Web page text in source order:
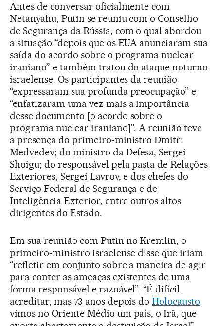
Antes de conversar oficialmente com
Netanyahu, Putin se reuniu com o Conselho
de Segurança da Rússia, com o qual abordou
a situação “depois que os EUA anunciaram sua
saída do acordo sobre o programa nuclear
iraniano” e também tratou do ataque noturno
israelense. Os participantes da reunião
“expressaram sua profunda preocupação” e
“enfatizaram uma vez mais a importância
desse documento [o acordo sobre o
programa nuclear iraniano]”. A reunião teve
a presença do primeiro-ministro Dmitri
Medvedev; do ministro da Defesa, Sergei
Shoigu; do responsável pela pasta de Relações
Exteriores, Sergei Lavrov, e dos chefes do
Serviço Federal de Segurança e de
Inteligência Exterior, entre outros altos
dirigentes do Estado.
Em sua reunião com Putin no Kremlin, o
primeiro-ministro israelense disse que iriam
“refletir em conjunto sobre a maneira de agir
para conter as ameaças existentes de uma
forma responsável e razoável”. “É difícil
acreditar, mas 73 anos depois doHolocausto
vimos no Oriente Médio um país, o Irã, que